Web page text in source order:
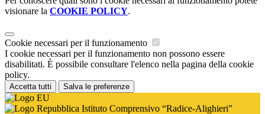
visionare la COOKIE POLICY.
Cookie necessari per il funzionamento
I cookie necessari per il funzionamento non possono essere
disabilitati. È possibile consultare l'elenco nella pagina della cookie
policy.
Accetta tutti Salva le preferenze
Istituto Comprensivo “Radice-Alighieri”